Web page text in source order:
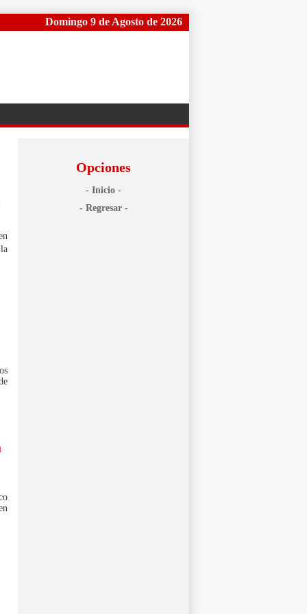
Domingo 9 de Agosto de 2026
Opciones
- Inicio -
- Regresar -